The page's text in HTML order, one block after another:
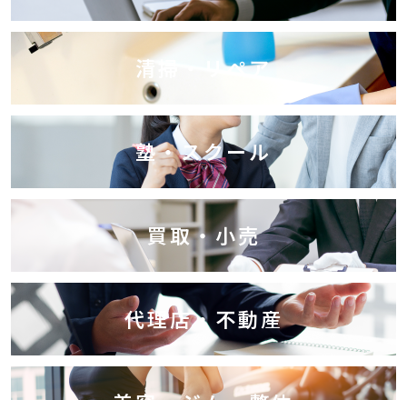
清掃・リペア
塾・スクール
買取・小売
代理店・不動産